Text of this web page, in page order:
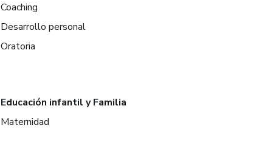
Coaching
Desarrollo personal
Oratoria
Educación infantil y Familia
Maternidad